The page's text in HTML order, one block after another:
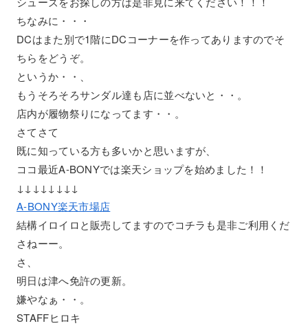
ちなみに・・・
DCはまた別で1階にDCコーナーを作ってありますのでそ
ちらをどうぞ。
というか・・、
もうそろそろサンダル達も店に並べないと・・。
店内が履物祭りになってます・・。
さてさて
既に知っている方も多いかと思いますが、
ココ最近A-BONYでは楽天ショップを始めました！！
↓↓↓↓↓↓↓↓
A-BONY楽天市場店
結構イロイロと販売してますのでコチラも是非ご利用くだ
さねーー。
さ、
明日は津へ免許の更新。
嫌やなぁ・・。
STAFFヒロキ